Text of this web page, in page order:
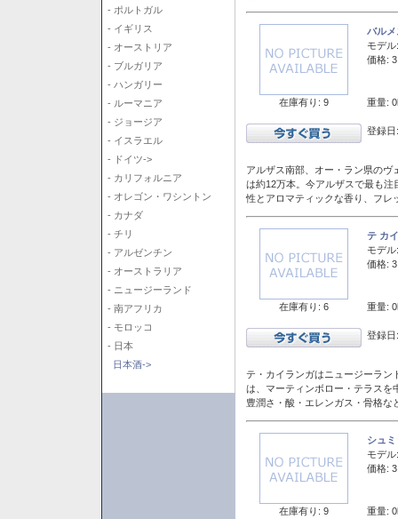
- ポルトガル
- イギリス
- オーストリア
- ブルガリア
- ハンガリー
- ルーマニア
- ジョージア
- イスラエル
- ドイツ->
- カリフォルニア
- オレゴン・ワシントン
- カナダ
- チリ
- アルゼンチン
- オーストラリア
- ニュージーランド
- 南アフリカ
- モロッコ
- 日本
日本酒->
在庫有り: 9
バル
モデル:
価格:
重量:
登録
アルザス南部、オー・ラン県の
は約12万本。今アルザスで最も
性とアロマティックな香り、フレ
在庫有り: 6
テ カ
モデル:
価格:
重量:
登録
テ・カイランガはニュージーラン
は、マーティンボロー・テラスを
豊潤さ・酸・エレンガス・骨格
在庫有り: 9
シュ
モデル:
価格:
重量: